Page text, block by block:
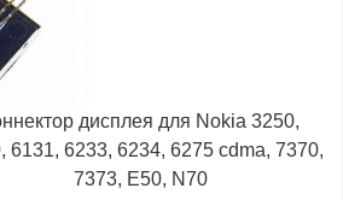
дисплея для Nokia 3250,
6131, 6233, 6234, 6275 cdma, 7370,
7373, E50, N70